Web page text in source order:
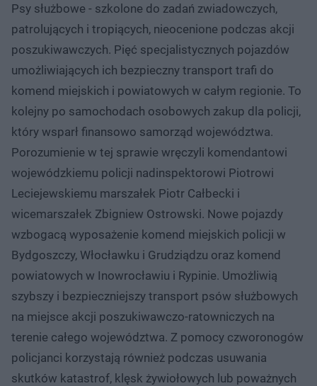
Psy służbowe - szkolone do zadań zwiadowczych,
patrolujących i tropiących, nieocenione podczas akcji
poszukiwawczych. Pięć specjalistycznych pojazdów
umożliwiających ich bezpieczny transport trafi do
komend miejskich i powiatowych w całym regionie. To
kolejny po samochodach osobowych zakup dla policji,
który wsparł finansowo samorząd województwa.
Porozumienie w tej sprawie wręczyli komendantowi
wojewódzkiemu policji nadinspektorowi Piotrowi
Leciejewskiemu marszałek Piotr Całbecki i
wicemarszałek Zbigniew Ostrowski. Nowe pojazdy
wzbogacą wyposażenie komend miejskich policji w
Bydgoszczy, Włocławku i Grudziądzu oraz komend
powiatowych w Inowrocławiu i Rypinie. Umożliwią
szybszy i bezpieczniejszy transport psów służbowych
na miejsce akcji poszukiwawczo-ratowniczych na
terenie całego województwa. Z pomocy czworonogów
policjanci korzystają również podczas usuwania
skutków katastrof, klęsk żywiołowych lub poważnych